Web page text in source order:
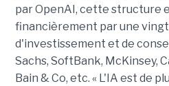
par OpenAI, cette structure
financièrement par une
d'investissement et de
Sachs, SoftBank, McKinsey,
Bain & Co, etc. « L'IA est de